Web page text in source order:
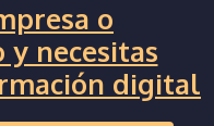
o
necesitas
digital